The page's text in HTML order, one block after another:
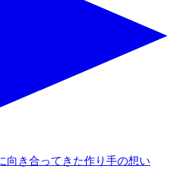
向き合ってきた作り手の想い